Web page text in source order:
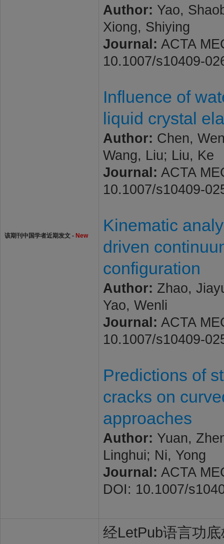
该期刊中国学者近期发文 - New
Author: Yao,
Xiong, Shiying
Journal: ACTA
10.1007/s10409-
Influence of
liquid crystal
Author: Chen,
Wang, Liu; Liu, Ke
Journal: ACTA
10.1007/s10409-
Kinematic
driven
configuration
Author: Zhao,
Yao, Wenli
Journal: ACTA
10.1007/s10409-
Predictions of
cracks on
approaches
Author: Yuan,
Linghui; Ni, Yong
Journal: ACTA
DOI: 10.1007/
经LetPub语言功